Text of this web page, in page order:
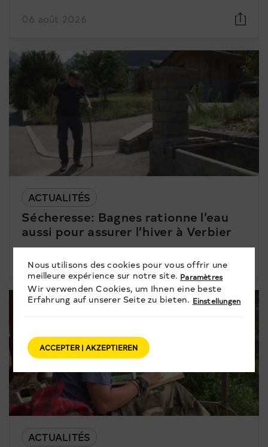
06 août 2026
ACTUALITÉS
Sécheresse: Bagnes rationne l’eau
aussi pour assurer l’hiver à Verbier
05 août 2026
ACTUALITÉS
Nous utilisons des cookies pour vous offrir une
meilleure expérience sur notre site. Paramètres
Wir verwenden Cookies, um Ihnen eine beste
Erfahrung auf unserer Seite zu bieten. Einstellungen
ACCEPTER | AKZEPTIEREN